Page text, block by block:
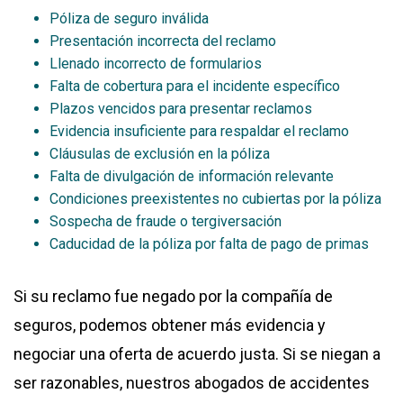
Póliza de seguro inválida
Presentación incorrecta del reclamo
Llenado incorrecto de formularios
Falta de cobertura para el incidente específico
Plazos vencidos para presentar reclamos
Evidencia insuficiente para respaldar el reclamo
Cláusulas de exclusión en la póliza
Falta de divulgación de información relevante
Condiciones preexistentes no cubiertas por la póliza
Sospecha de fraude o tergiversación
Caducidad de la póliza por falta de pago de primas
Si su reclamo fue negado por la compañía de
seguros, podemos obtener más evidencia y
negociar una oferta de acuerdo justa. Si se niegan a
ser razonables, nuestros abogados de accidentes